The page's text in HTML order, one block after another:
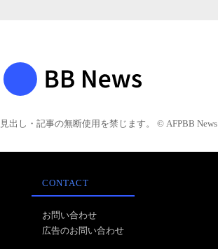
出し・記事の無断使用を禁じます。 © AFPBB News
CONTACT
お問い合わせ
広告のお問い合わせ